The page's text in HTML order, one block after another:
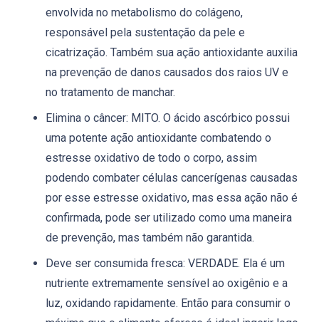
envolvida no metabolismo do colágeno,
responsável pela sustentação da pele e
cicatrização. Também sua ação antioxidante auxilia
na prevenção de danos causados dos raios UV e
no tratamento de manchar.
Elimina o câncer: MITO. O ácido ascórbico possui
uma potente ação antioxidante combatendo o
estresse oxidativo de todo o corpo, assim
podendo combater células cancerígenas causadas
por esse estresse oxidativo, mas essa ação não é
confirmada, pode ser utilizado como uma maneira
de prevenção, mas também não garantida.
Deve ser consumida fresca: VERDADE. Ela é um
nutriente extremamente sensível ao oxigênio e a
luz, oxidando rapidamente. Então para consumir o